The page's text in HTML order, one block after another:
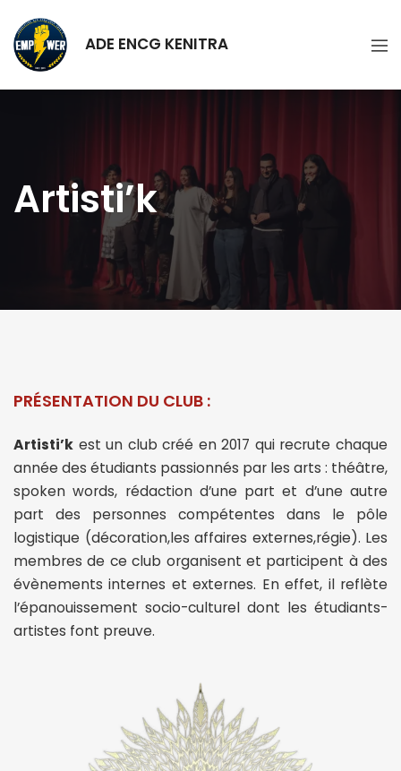
ADE ENCG KENITRA
Artisti’k
PRÉSENTATION DU CLUB :
Artisti’k est un club créé en 2017 qui recrute chaque
année des étudiants passionnés par les arts : théâtre,
spoken words, rédaction d’une part et d’une autre
part des personnes compétentes dans le pôle
logistique (décoration,les affaires externes,régie). Les
membres de ce club organisent et participent à des
évènements internes et externes. En effet, il reflète
l’épanouissement socio-culturel dont les étudiants-
artistes font preuve.